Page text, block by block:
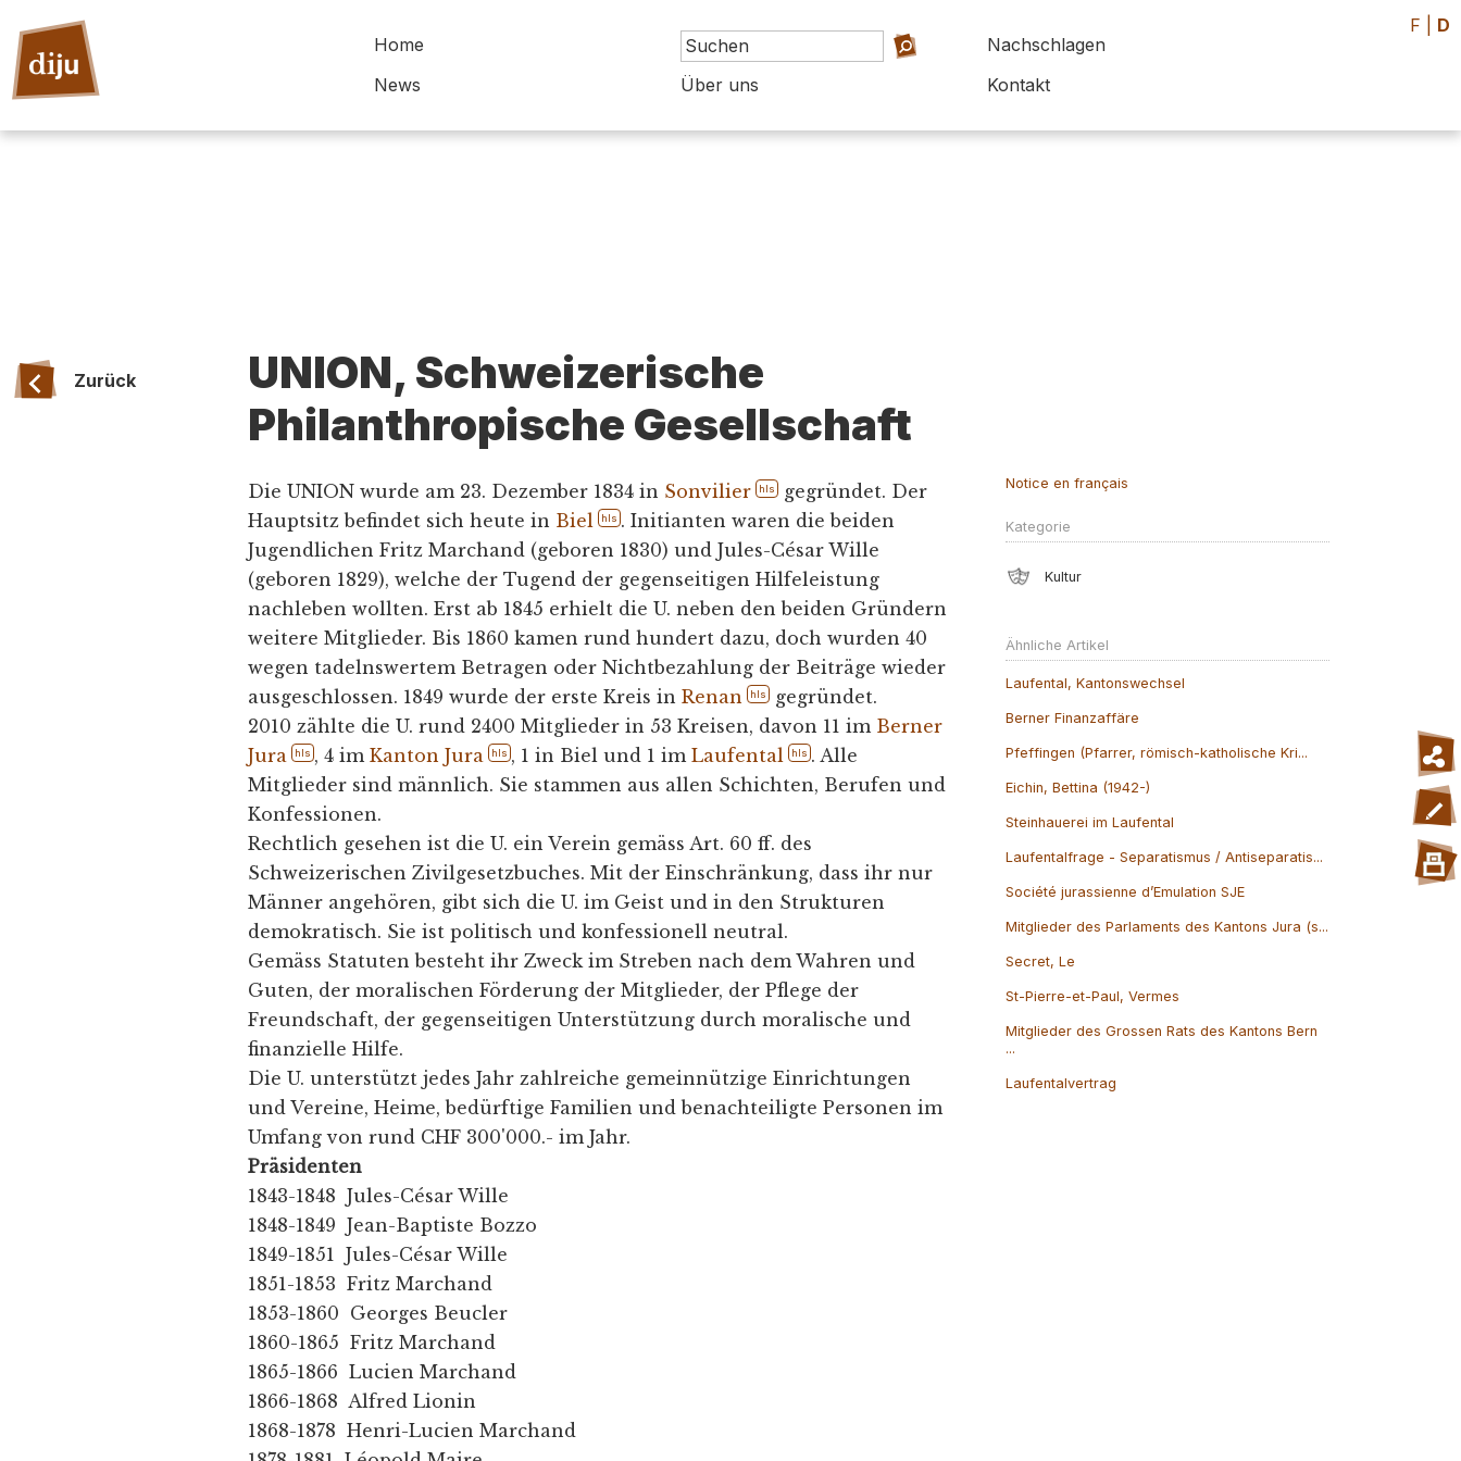
Home
Nachschlagen
News
Über uns Kontakt
F D
Zurück
UNION, Schweizerische
Philanthropische Gesellschaft
Die UNION wurde am 23. Dezember 1834 in Sonvilier hls
gegründet. Der
Hauptsitz befindet sich heute in Biel hls . Initianten waren die beiden
Jugendlichen Fritz Marchand (geboren 1830) und Jules-César Wille
(geboren 1829), welche der Tugend der gegenseitigen Hilfeleistung
nachleben wollten. Erst ab 1845 erhielt die U. neben den beiden Gründern
weitere Mitglieder. Bis 1860 kamen rund hundert dazu, doch wurden 40
wegen tadelnswertem Betragen oder Nichtbezahlung der Beiträge wieder
ausgeschlossen. 1849 wurde der erste Kreis inRenan hls
gegründet.
2010 zählte die U. rund 2400 Mitglieder in 53 Kreisen, davon 11 im Berner
Jura
hls , 4 imKanton Jura hls , 1 in Biel und 1 imLaufental hls . Alle
Mitglieder sind männlich. Sie stammen aus allen Schichten, Berufen und
Konfessionen.
Rechtlich gesehen ist die U. ein Verein gemäss Art. 60 ff. des
Schweizerischen Zivilgesetzbuches. Mit der Einschränkung, dass ihr nur
Männer angehören, gibt sich die U. im Geist und in den Strukturen
demokratisch. Sie ist politisch und konfessionell neutral.
Gemäss Statuten besteht ihr Zweck im Streben nach dem Wahren und
Guten, der moralischen Förderung der Mitglieder, der Pflege der
Freundschaft, der gegenseitigen Unterstützung durch moralische und
finanzielle Hilfe.
Die U. unterstützt jedes Jahr zahlreiche gemeinnützige Einrichtungen
und Vereine, Heime, bedürftige Familien und benachteiligte Personen im
Umfang von rund CHF 300'000.- im Jahr.
Präsidenten
1843-1848 Jules-César Wille
1848-1849 Jean-Baptiste Bozzo
1849-1851 Jules-César Wille
1851-1853 Fritz Marchand
1853-1860 Georges Beucler
1860-1865 Fritz Marchand
1865-1866 Lucien Marchand
1866-1868 Alfred Lionin
1868-1878 Henri-Lucien Marchand
Notice en français
Kategorie
Kultur
Ähnliche Artikel
Laufental, Kantonswechsel
Berner Finanzaffäre
Pfeffingen (Pfarrer, römisch-katholische Kri...
Eichin, Bettina (1942-)
Steinhauerei im Laufental
Laufentalfrage - Separatismus / Antiseparatis...
Société jurassienne d’Emulation SJE
Mitglieder des Parlaments des Kantons Jura (s...
Secret, Le
St-Pierre-et-Paul, Vermes
Mitglieder des Grossen Rats des Kantons Bern
...
Laufentalvertrag